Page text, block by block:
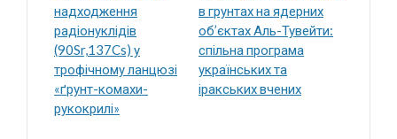
надходження
радіонуклідів
(90Sr,137Cs) у
трофічному ланцюзі
«ґрунт-комахи-
рукокрилі»
в грунтах на ядерних
об’єктах Аль-Тувейти:
спільна програма
українських та
іракських вчених